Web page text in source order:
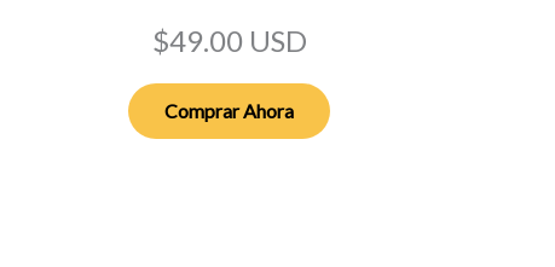
$49.00 USD
Comprar Ahora